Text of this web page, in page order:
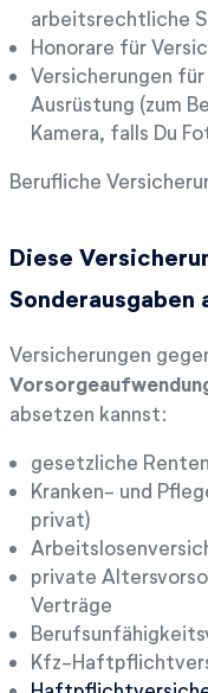
arbeitsrechtliche
Honorare für
Versicherungen
Ausrüstung (zum
Kamera, falls Du
Berufliche
Diese
Sonderausgaben
Versicherungen
absetzen kannst:
gesetzliche
Kranken- und
privat)
private
Verträge
Kfz-